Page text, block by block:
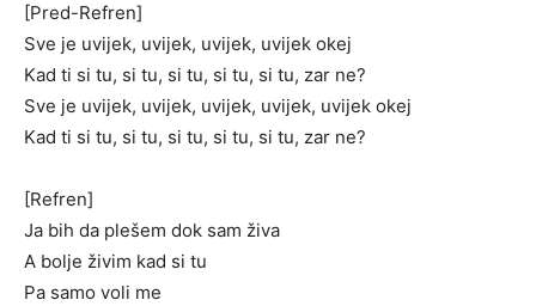
[Pred-Refren]
Sve je uvijek, uvijek, uvijek, uvijek okej
Kad ti si tu, si tu, si tu, si tu, si tu, zar ne?
Sve je uvijek, uvijek, uvijеk, uvijek, uvijek okej
Kad ti si tu, si tu, si tu, si tu, si tu, zar nе?
[Refren]
Ja bih da plešem dok sam živa
A bolje živim kad si tu
Pa samo voli me